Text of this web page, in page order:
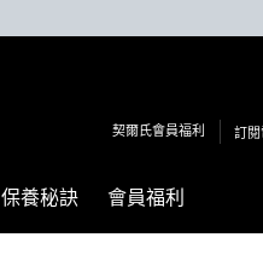
契爾氏會員福利 訂
保養秘訣 會員福利